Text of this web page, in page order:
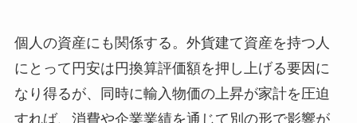
個人の資産にも関係する。外貨建て資産を持つ人
にとって円安は円換算評価額を押し上げる要因に
なり得るが、同時に輸入物価の上昇が家計を圧迫
すれば、消費や企業業績を通じて別の形で影響が